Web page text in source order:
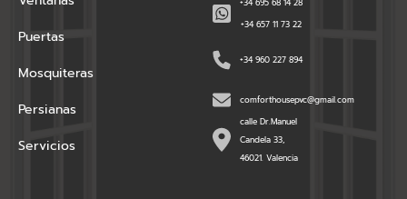
Puertas
Mosquiteras
Persianas
Servicios
+34 695 68 14 28
+34 657 11 73 22
+34 960 227 894
comforthousepvc@gmail.com
calle Dr.Manuel
Candela 33,
46021. Valencia